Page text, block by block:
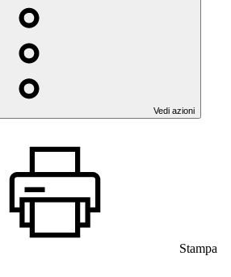
Vedi azioni
Stampa